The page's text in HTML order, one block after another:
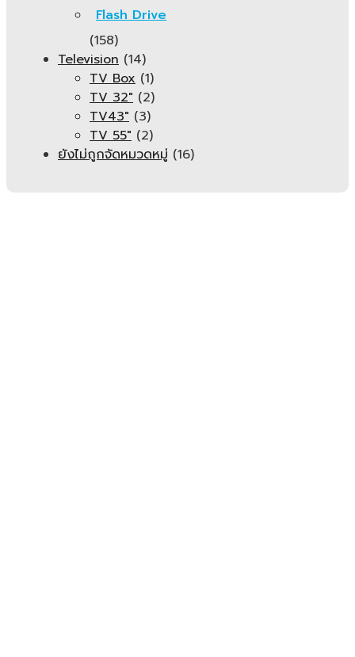
Flash Drive
(158)
Television (14)
TV Box (1)
TV 32" (2)
TV43" (3)
TV 55" (2)
ยังไม่ถูกจัดหมวดหมู่ (16)